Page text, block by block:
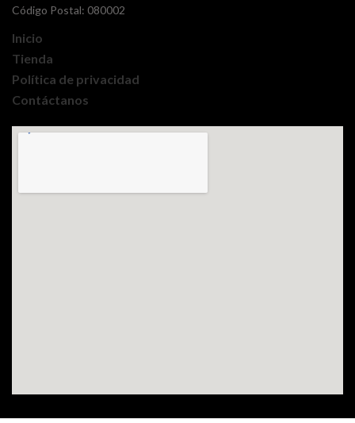
Código Postal: 080002
Inicio
Tienda
Política de privacidad
Contáctanos